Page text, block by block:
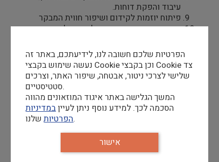
עיבוד והפקת דוחות.
פיתוח יוזמות לקידום ושיפור חווית המבקר
נושאים נוספים הקשורים לשירות למבקר,
השכלה אקדמית. עדיפות לתחומים
רלוונטיים למוזיאון או לתחומים
ניהוליים.
ניסיון בעבודה עם קהל מבקרים
ניסיון ניהולי של שנתיים לפחות -
הפרטיות שלכם חשובה לנו, לידיעתכם, באתר זה
נעשה שימוש בקבצי Cookie וכן בקבצי Cookie צד
שלישי לצרכי ניטור, אבטחה, שיפור האתר, וצרכים
סטטיסטיים.
המשך הגלישה באתר איגוד המוזאונים מהווה
הסכמה לכך. למידע נוסף ניתן לעייןבמדיניות
הפרטיותשלנו.
אישור